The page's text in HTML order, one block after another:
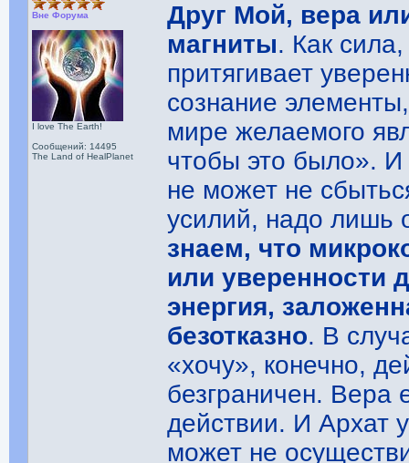
Вне Форума
I love The Earth!
Сообщений: 14495
The Land of HealPlanet
Друг Мой, вера
магниты. Как
притягивает
сознание
мире желаемого
чтобы это было». И
не может не
усилий, надо лишь
знаем, что
или уверенности
энергия,
безотказно. В
«хочу», конечно,
безграничен. Вера
действии. И Архат
может не